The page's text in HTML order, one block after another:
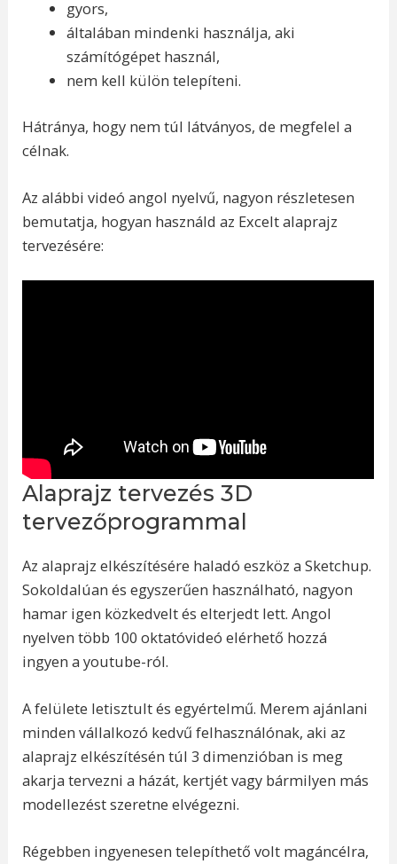
gyors,
általában mindenki használja, aki
számítógépet használ,
nem kell külön telepíteni.
Hátránya, hogy nem túl látványos, de megfelel a
célnak.
Az alábbi videó angol nyelvű, nagyon részletesen
bemutatja, hogyan használd az Excelt alaprajz
tervezésére:
Alaprajz tervezés 3D
tervezőprogrammal
Az alaprajz elkészítésére haladó eszköz a Sketchup.
Sokoldalúan és egyszerűen használható, nagyon
hamar igen közkedvelt és elterjedt lett. Angol
nyelven több 100 oktatóvideó elérhető hozzá
ingyen a youtube-ról.
A felülete letisztult és egyértelmű. Merem ajánlani
minden vállalkozó kedvű felhasználónak, aki az
alaprajz elkészítésén túl 3 dimenzióban is meg
akarja tervezni a házát, kertjét vagy bármilyen más
modellezést szeretne elvégezni.
Régebben ingyenesen telepíthető volt magáncélra,